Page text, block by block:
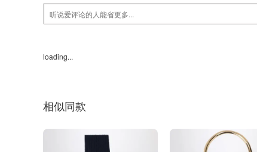
loading...
相似同款